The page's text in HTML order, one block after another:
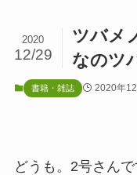
ツバメ
なのツ
2020
12/29
書籍・雑誌 2020年
どうも。2号さんで